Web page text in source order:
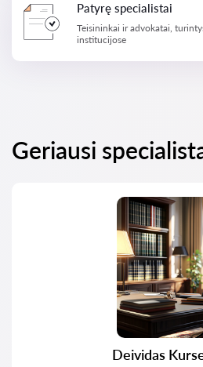
Patyrę specialistai
Teisininkai ir advokatai,
institucijose
Geriausi
Deividas